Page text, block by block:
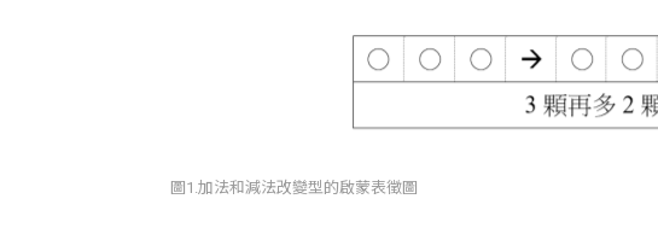
圖1.加法和減法改變型的啟蒙表徵圖